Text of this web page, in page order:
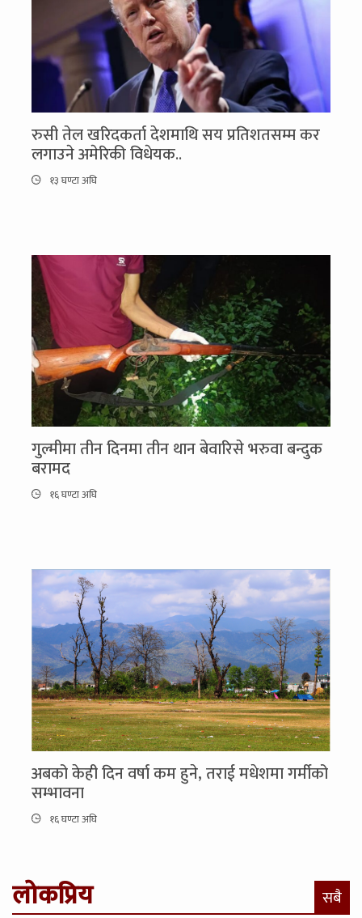
रुसी तेल खरिदकर्ता देशमाथि सय प्रतिशतसम्म कर
लगाउने अमेरिकी विधेयक..
१३ घण्टा अघि
गुल्मीमा तीन दिनमा तीन थान बेवारिसे भरुवा बन्दुक
बरामद
१६ घण्टा अघि
अबको केही दिन वर्षा कम हुने, तराई मधेशमा गर्मीको
सम्भावना
१६ घण्टा अघि
लोकप्रिय सबै